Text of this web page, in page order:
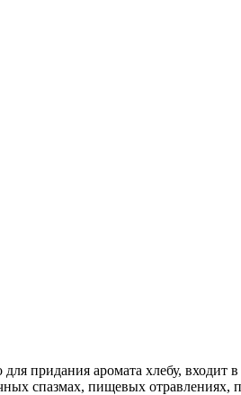
придания аромата хлебу, входит
спазмах, пищевых отравлениях,